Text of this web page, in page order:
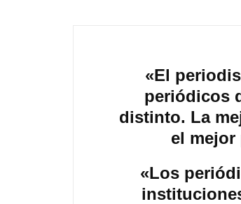
«El
periódicos
distinto. La
el mejor
«Los